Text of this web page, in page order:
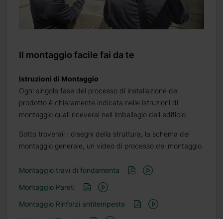
Il montaggio facile fai da te
Istruzioni di Montaggio
Ogni singola fase del processo di installazione del
prodotto è chiaramente indicata nelle istruzioni di
montaggio quali riceverai nell imballagio dell edificio.
Sotto troverai: i disegni della struttura, la schema del
montaggio generale, un video di processo del montaggio.
Montaggio travi di fondamenta
Montaggio Pareti
Montaggio Rinforzi antitempesta